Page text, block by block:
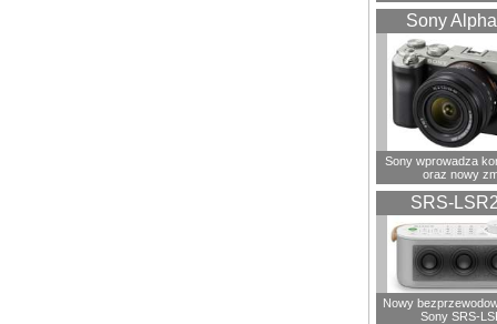
Sony
Sony wprowadza
oraz nowy
SRS-
Nowy
Sony SRS-